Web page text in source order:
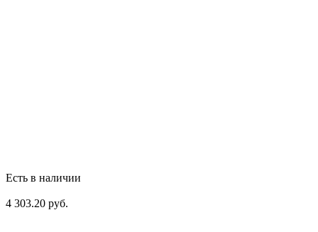
Есть в наличии
4 303.20 руб.